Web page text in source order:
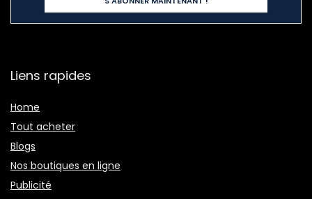
Liens rapides
Home
Tout acheter
Blogs
Nos boutiques en ligne
Publicité